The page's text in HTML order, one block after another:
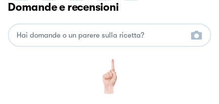
Domande e recensioni